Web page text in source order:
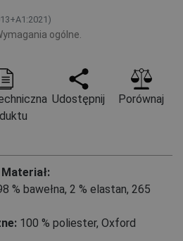
ogólne.
Udostępnij Porównaj
Materiał:
% bawełna, 2 % elastan, 265
100 % poliester, Oxford